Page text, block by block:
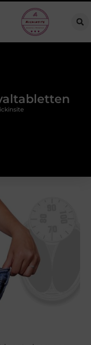
verandert in 2026